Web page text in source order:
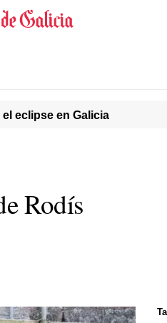
eclipse en Galicia
Rodís